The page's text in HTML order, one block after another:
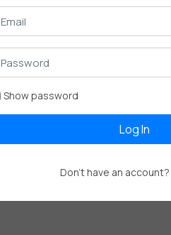
Show password
Log In
Don't have an account?